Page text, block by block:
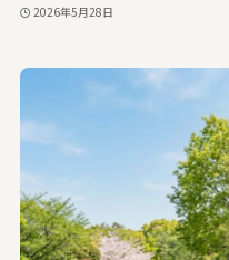
2026年5月28日